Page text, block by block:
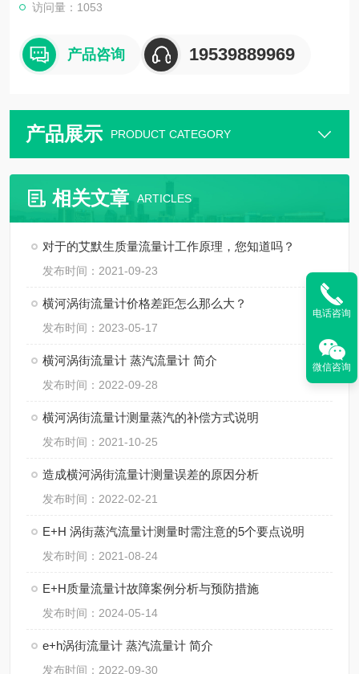
访问量：1053
产品咨询 19539889969
产品展示 PRODUCT CATEGORY
相关文章 ARTICLES
对于的艾默生质量流量计工作原理，您知道吗？
发布时间：2021-09-23
横河涡街流量计价格差距怎么那么大？
发布时间：2023-05-17
横河涡街流量计 蒸汽流量计 简介
发布时间：2022-09-28
横河涡街流量计测量蒸汽的补偿方式说明
发布时间：2021-10-25
造成横河涡街流量计测量误差的原因分析
发布时间：2022-02-21
E+H 涡街蒸汽流量计测量时需注意的5个要点说明
发布时间：2021-08-24
E+H质量流量计故障案例分析与预防措施
发布时间：2024-05-14
e+h涡街流量计 蒸汽流量计 简介
发布时间：2022-09-30
电话咨询
微信咨询